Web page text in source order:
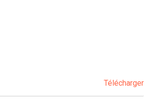
Télécharger